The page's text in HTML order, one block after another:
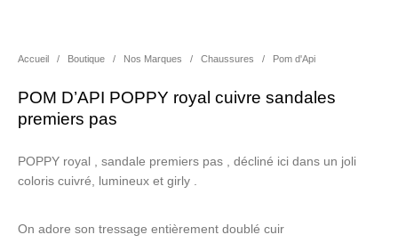
Accueil / Boutique / Nos Marques / Chaussures / Pom d'Api
POM D’API POPPY royal cuivre sandales
premiers pas
POPPY royal , sandale premiers pas , décliné ici dans un joli
coloris cuivré, lumineux et girly .
On adore son tressage entièrement doublé cuir